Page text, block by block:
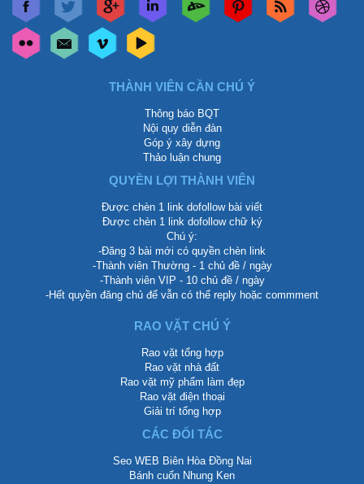
THÀNH VIÊN CẦN CHÚ Ý
Thông báo BQT
Nội quy diễn đàn
Góp ý xây dựng
Thảo luận chung
QUYỀN LỢI THÀNH VIÊN
Được chèn 1 link dofollow bài viết
Được chèn 1 link dofollow chữ ký
Chú ý:
-Đăng 3 bài mới có quyền chèn link
-Thành viên Thường - 1 chủ đề / ngày
-Thành viên VIP - 10 chủ đề / ngày
-Hết quyền đăng chủ để vẫn có thể reply hoặc commment
RAO VẶT CHÚ Ý
Rao vặt tổng hợp
Rao vặt nhà đất
Rao vặt mỹ phẩm làm đẹp
Rao vặt điện thoại
Giải trí tổng hợp
CÁC ĐỐI TÁC
Seo WEB Biên Hòa Đồng Nai
Bánh cuốn Nhung Ken